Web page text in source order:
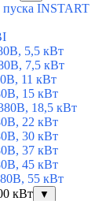
пуска INSTART
5,5 кВт
7,5 кВт
11 кВт
15 кВт
18,5 кВт
22 кВт
30 кВт
37 кВт
45 кВт
55 кВт
кВт
▼